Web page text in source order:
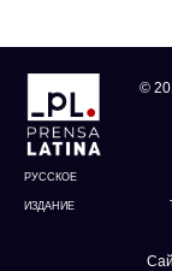
РУССКОЕ
ИЗДАНИЕ
©